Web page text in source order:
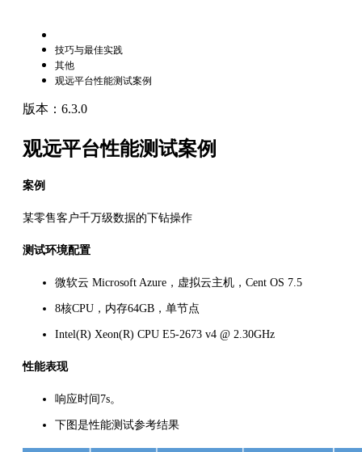
技巧与最佳实践
其他
观远平台性能测试案例
版本：6.3.0
观远平台性能测试案例
案例
某零售客户千万级数据的下钻操作
测试环境配置
微软云 Microsoft Azure，虚拟云主机，Cent OS 7.5
8核CPU，内存64GB，单节点
Intel(R) Xeon(R) CPU E5-2673 v4 @ 2.30GHz
性能表现
响应时间7s。
下图是性能测试参考结果